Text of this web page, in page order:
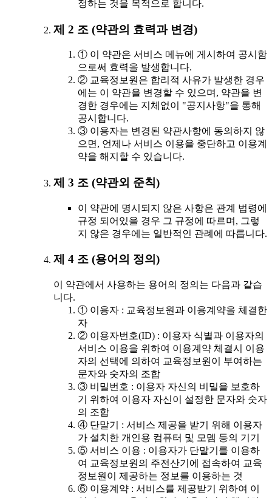
정하는 것을 목적으로 합니다.
제 2 조 (약관의 효력과 변경)
① 이 약관은 서비스 메뉴에 게시하여 공시함
으로써 효력을 발생합니다.
② 교육정보원은 합리적 사유가 발생한 경우
에는 이 약관을 변경할 수 있으며, 약관을 변
경한 경우에는 지체없이 "공지사항"을 통해
공시합니다.
③ 이용자는 변경된 약관사항에 동의하지 않
으면, 언제나 서비스 이용을 중단하고 이용계
약을 해지할 수 있습니다.
제 3 조 (약관외 준칙)
이 약관에 명시되지 않은 사항은 관계 법령에
규정 되어있을 경우 그 규정에 따르며, 그렇
지 않은 경우에는 일반적인 관례에 따릅니다.
제 4 조 (용어의 정의)
이 약관에서 사용하는 용어의 정의는 다음과 같습
니다.
① 이용자 : 교육정보원과 이용계약을 체결한
자
② 이용자번호(ID) : 이용자 식별과 이용자의
서비스 이용을 위하여 이용계약 체결시 이용
자의 선택에 의하여 교육정보원이 부여하는
문자와 숫자의 조합
③ 비밀번호 : 이용자 자신의 비밀을 보호하
기 위하여 이용자 자신이 설정한 문자와 숫자
의 조합
④ 단말기 : 서비스 제공을 받기 위해 이용자
가 설치한 개인용 컴퓨터 및 모뎀 등의 기기
⑤ 서비스 이용 : 이용자가 단말기를 이용하
여 교육정보원의 주전산기에 접속하여 교육
정보원이 제공하는 정보를 이용하는 것
⑥ 이용계약 : 서비스를 제공받기 위하여 이